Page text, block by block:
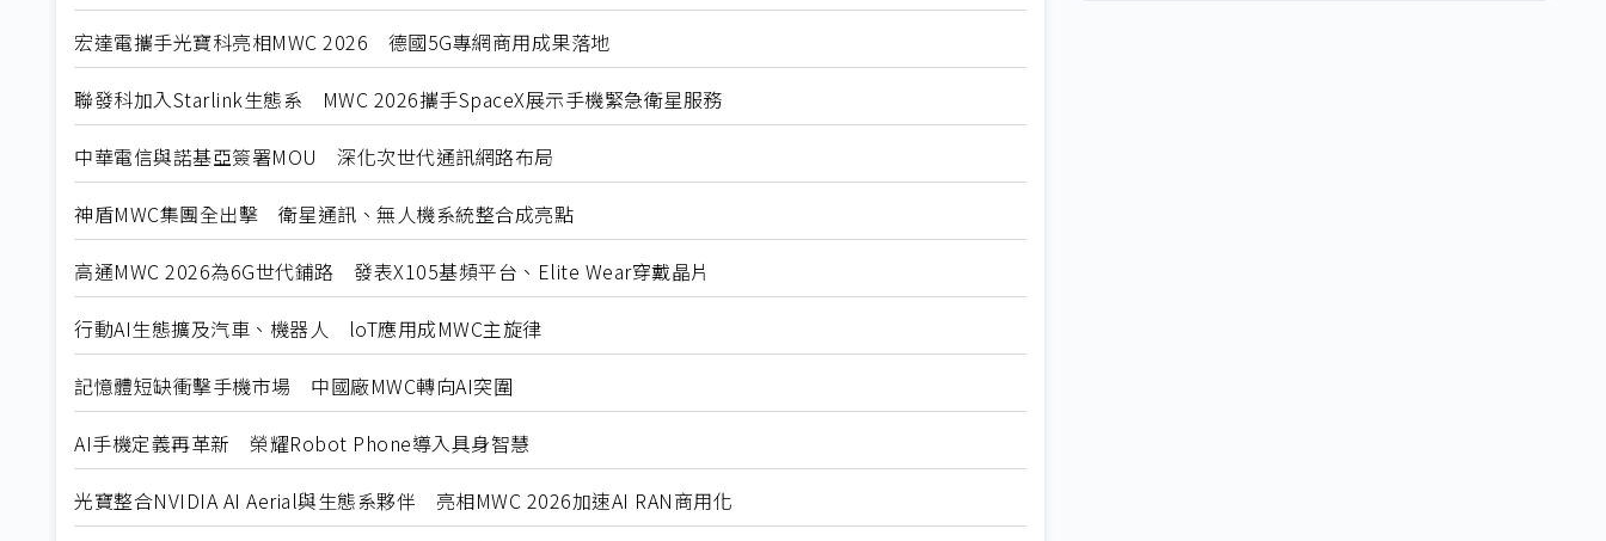
宏達電攜手光寶科亮相MWC 2026 德國5G專網商用成果落地
聯發科加入Starlink生態系 MWC 2026攜手SpaceX展示手機緊急衛星服務
中華電信與諾基亞簽署MOU 深化次世代通訊網路布局
神盾MWC集團全出擊 衛星通訊、無人機系統整合成亮點
高通MWC 2026為6G世代鋪路 發表X105基頻平台、Elite Wear穿戴晶片
行動AI生態擴及汽車、機器人 loT應用成MWC主旋律
記憶體短缺衝擊手機市場 中國廠MWC轉向AI突圍
AI手機定義再革新 榮耀Robot Phone導入具身智慧
光寶整合NVIDIA AI Aerial與生態系夥伴 亮相MWC 2026加速AI RAN商用化